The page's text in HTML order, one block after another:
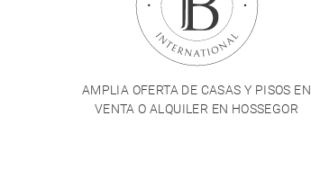
AMPLIA OFERTA DE CASAS Y PISOS EN
VENTA O ALQUILER EN HOSSEGOR